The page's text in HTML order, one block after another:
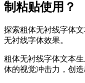
制粘贴使用？
探索粗体无衬线字体
无衬线字体效果。
粗体无衬线字体文本
体的视觉冲击力，创